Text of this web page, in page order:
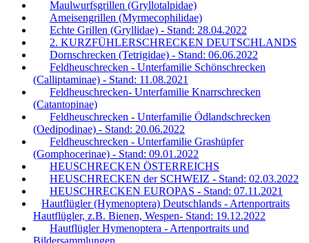
Maulwurfsgrillen (Gryllotalpidae)
Ameisengrillen (Myrmecophilidae)
Echte Grillen (Gryllidae) - Stand: 28.04.2022
2. KURZFÜHLERSCHRECKEN DEUTSCHLANDS
Dornschrecken (Tetrigidae) - Stand: 06.06.2022
Feldheuschrecken - Unterfamilie Schönschrecken
(Calliptaminae) - Stand: 11.08.2021
Feldheuschrecken- Unterfamilie Knarrschrecken
(Catantopinae)
Feldheuschrecken - Unterfamilie Ödlandschrecken
(Oedipodinae) - Stand: 20.06.2022
Feldheuschrecken - Unterfamilie Grashüpfer
(Gomphocerinae) - Stand: 09.01.2022
HEUSCHRECKEN ÖSTERREICHS
HEUSCHRECKEN der SCHWEIZ - Stand: 02.03.2022
HEUSCHRECKEN EUROPAS - Stand: 07.11.2021
Hautflügler (Hymenoptera) Deutschlands - Artenportraits
Hautflügler, z.B. Bienen, Wespen- Stand: 19.12.2022
Hautflügler Hymenoptera - Artenportraits und
Bildersammlungen